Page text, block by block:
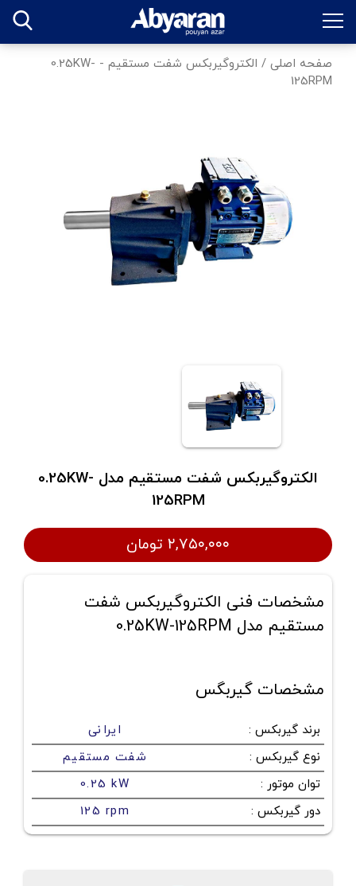
صفحه اصلی /
الکتروگیربکس شفت مستقیم - 0.25KW-
125RPM
الکتروگیربکس شفت مستقیم مدل 0.25KW-
125RPM
۲,۷۵۰,۰۰۰ تومان
مشخصات فنی الکتروگیربکس شفت
مستقیم مدل 0.25KW-125RPM
مشخصات گیربگس
برند گیربکس :
ایرانی
نوع گیربکس :
شفت مستقیم
توان موتور :
0.25 kW
دور گیربکس :
125 rpm